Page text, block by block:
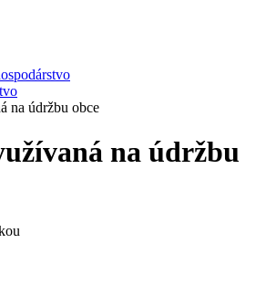
na údržbu obce
na údržbu